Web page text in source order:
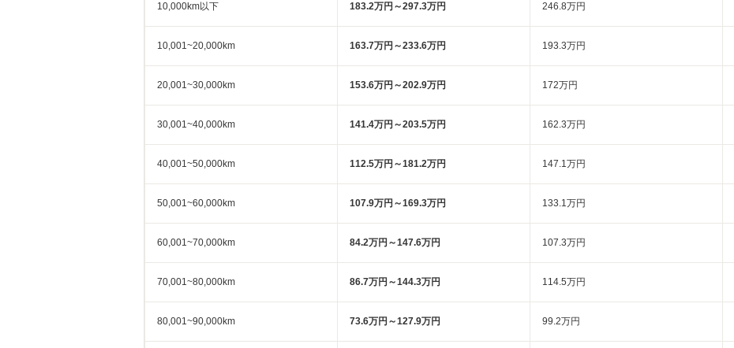
10,000km以下 183.2万円～297.3万円 246.8万円
10,001~20,000km 163.7万円～233.6万円 193.3万円
20,001~30,000km 153.6万円～202.9万円 172万円
30,001~40,000km 141.4万円～203.5万円 162.3万円
40,001~50,000km 112.5万円～181.2万円 147.1万円
50,001~60,000km 107.9万円～169.3万円 133.1万円
60,001~70,000km 84.2万円～147.6万円 107.3万円
70,001~80,000km 86.7万円～144.3万円 114.5万円
80,001~90,000km 73.6万円～127.9万円 99.2万円